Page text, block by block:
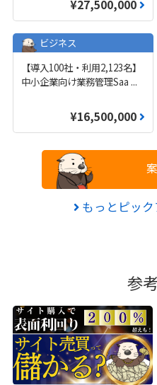
¥27,500,000
ビジネス
【導入100社・利用2,123名】
中小企業向け業務管理Saa ...
¥16,500,000
もっとピッ
参